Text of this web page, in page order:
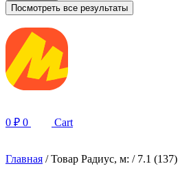
Посмотреть все результаты
0 ₽ 0 Cart
Главная / Товар Радиус, м: / 7.1 (137)